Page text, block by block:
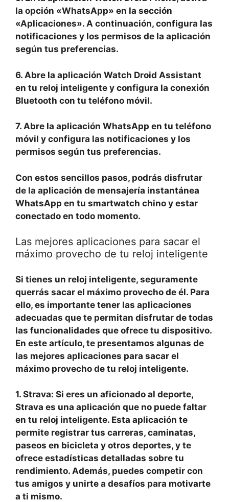
la opción «WhatsApp» en la sección
«Aplicaciones». A continuación, configura las
notificaciones y los permisos de la aplicación
según tus preferencias.
6. Abre la aplicación Watch Droid Assistant
en tu reloj inteligente y configura la conexión
Bluetooth con tu teléfono móvil.
7. Abre la aplicación WhatsApp en tu teléfono
móvil y configura las notificaciones y los
permisos según tus preferencias.
Con estos sencillos pasos, podrás disfrutar
de la aplicación de mensajería instantánea
WhatsApp en tu smartwatch chino y estar
conectado en todo momento.
Las mejores aplicaciones para sacar el
máximo provecho de tu reloj inteligente
Si tienes un reloj inteligente, seguramente
querrás sacar el máximo provecho de él. Para
ello, es importante tener las aplicaciones
adecuadas que te permitan disfrutar de todas
las funcionalidades que ofrece tu dispositivo.
En este artículo, te presentamos algunas de
las mejores aplicaciones para sacar el
máximo provecho de tu reloj inteligente.
1. Strava: Si eres un aficionado al deporte,
Strava es una aplicación que no puede faltar
en tu reloj inteligente. Esta aplicación te
permite registrar tus carreras, caminatas,
paseos en bicicleta y otros deportes, y te
ofrece estadísticas detalladas sobre tu
rendimiento. Además, puedes competir con
tus amigos y unirte a desafíos para motivarte
a ti mismo.